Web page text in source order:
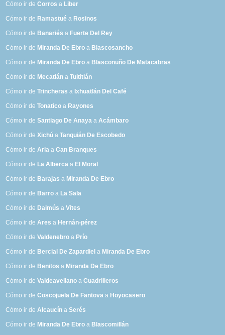
Cómo ir deCorros a Liber
Cómo ir de Ramastué a Rosinos
Cómo ir de Banariés a Fuerte Del Rey
Cómo ir de Miranda De Ebro a Blascosancho
Cómo ir de Miranda De Ebro a Blasconuño De Matacabras
Cómo ir de Mecatlán aTultitlán
Cómo ir deTrincheras a Ixhuatlán Del Café
Cómo ir deTonatico a Rayones
Cómo ir deSantiago De Anaya aAcámbaro
Cómo ir deXichú aTanquián De Escobedo
Cómo ir deAria aCan Branques
Cómo ir de La Alberca a El Moral
Cómo ir de Barajas a Miranda De Ebro
Cómo ir de Barro a La Sala
Cómo ir de Daimús aVites
Cómo ir deAres a Hernán-pérez
Cómo ir deValdenebro a Prío
Cómo ir de Bercial De Zapardiel a Miranda De Ebro
Cómo ir de Benitos a Miranda De Ebro
Cómo ir deValdeavellano aCuadrilleros
Cómo ir deCoscojuela De Fantova a Hoyocasero
Cómo ir deAlcaucín aSerés
Cómo ir de Miranda De Ebro a Blascomillán